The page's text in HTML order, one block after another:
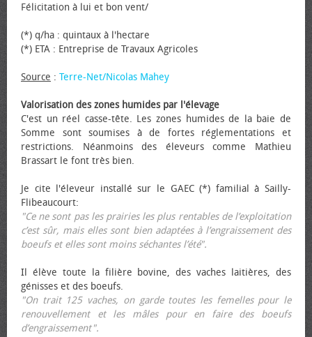
Félicitation à lui et bon vent/
(*) q/ha : quintaux à l'hectare
(*) ETA : Entreprise de Travaux Agricoles
Source : Terre-Net/Nicolas Mahey
Valorisation des zones humides par l'élevage
C'est un réel casse-tête. Les zones humides de la baie de
Somme sont soumises à de fortes réglementations et
restrictions. Néanmoins des éleveurs comme Mathieu
Brassart le font très bien.
Je cite l'éleveur installé sur le GAEC (*) familial à Sailly-
Flibeaucourt:
"Ce ne sont pas les prairies les plus rentables de l’exploitation
c’est sûr, mais elles sont bien adaptées à l’engraissement des
bœufs et elles sont moins séchantes l’été".
Il élève toute la filière bovine, des vaches laitières, des
génisses et des bœufs.
"On trait 125 vaches, on garde toutes les femelles pour le
renouvellement et les mâles pour en faire des bœufs
d’engraissement".